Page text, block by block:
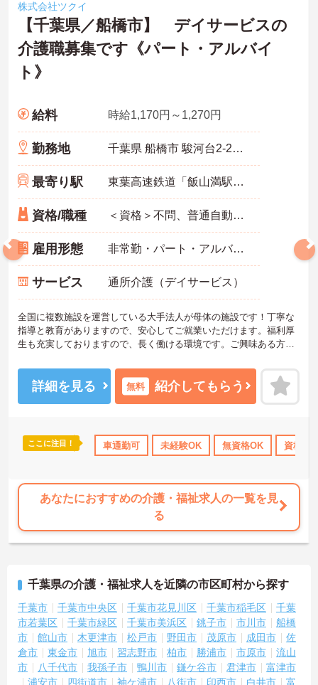
資格取得サポート 研修制度あり 産休･育休･介護休暇取得実績あり
株式会社ツクイ
【千葉県／船橋市】 デイサービスの
介護職募集です《パート・アルバイ
ト》
給料 時給1,170円～1,270円
勤務地 千葉県 船橋市 駿河台2-21-25
最寄り駅 東葉高速鉄道「飯山満駅」徒歩15分
資格/職種 ＜資格＞不問、普通自動車運転免許(AT限定可) 必須 ＜経験＞不問 無資格者:入社半年以内に会社負担で認知症介護基礎研修受講
雇用形態 非常勤・パート・アルバイト
サービス 通所介護（デイサービス）
全国に複数施設を運営している大手法人が母体の施設です！丁寧な
指導と教育がありますので、安心してご就業いただけます。福利厚
生も充実しておりますので、長く働ける環境です。ご興味ある方に
ご相談ください。
詳細を見る 無料 紹介してもらう
ここに注目！ 車通勤可 未経験OK 無資格OK 資格取
あなたにおすすめの介護・福祉求人の一覧を見
る
千葉県の介護・福祉求人を近隣の市区町村から探す
千葉市 千葉市中央区 千葉市花見川区 千葉市稲毛区
千葉
市若葉区
千葉市緑区 千葉市美浜区 銚子市 市川市
船橋
市
館山市 木更津市 松戸市 野田市 茂原市 成田市
佐
倉市
東金市 旭市 習志野市 柏市 勝浦市 市原市
流山
市
八千代市 我孫子市 鴨川市 鎌ケ谷市 君津市
富津市
浦安市
四街道市 袖ケ浦市 八街市 印西市 白井市 富